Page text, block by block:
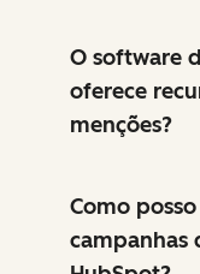
O software
oferece
menções?
Como
campanhas